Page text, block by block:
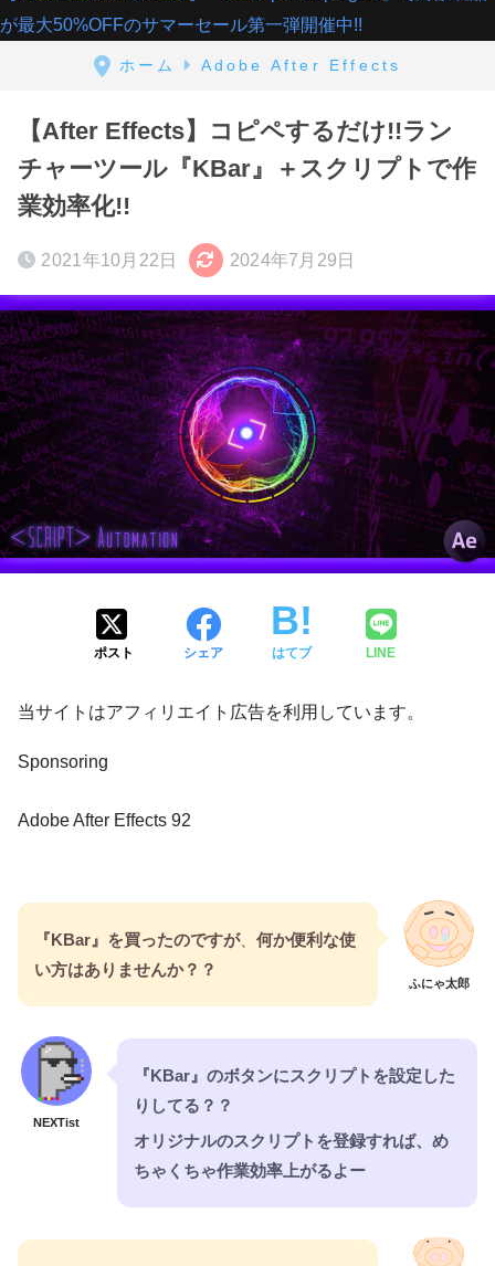
が最大50%OFFのサマーセール第一弾開催中!!
ホーム Adobe After Effects
【After Effects】コピペするだけ!!ラン
チャーツール『KBar』＋スクリプトで作
業効率化!!
2021年10月22日 2024年7月29日
ポスト シェア はてブ LINE
当サイトはアフィリエイト広告を利用しています。
Sponsoring
Adobe After Effects 92
ふにゃ太郎
『KBar』を買ったのですが、 何か便利な使
い方はありませんか？？
NEXTist
『KBar』のボタンにスクリプトを設定した
りしてる？？
オリジナルのスクリプトを登録すれば、め
ちゃくちゃ作業効率上がるよー